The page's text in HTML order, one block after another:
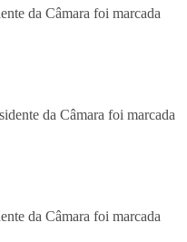
da Câmara foi marcada
da Câmara foi marcada